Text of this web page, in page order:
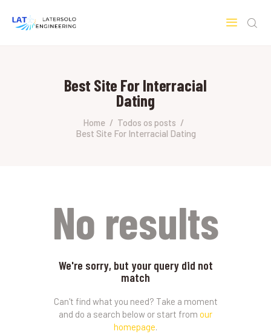
Best Site For Interracial
Dating
Home
Todos os posts
Best Site For Interracial Dating
HOME
SOBRE A LATERSOLO
ENGINEERING
MERCADOS & SERVIÇOS
No results
We're sorry, but your query did not
match
Can't find what you need? Take a moment
and do a search below or start from our
homepage.